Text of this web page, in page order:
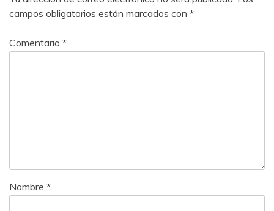
campos obligatorios están marcados con *
Comentario *
Nombre *